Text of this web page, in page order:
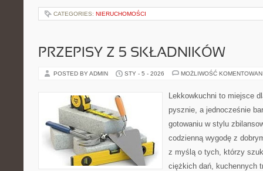
CATEGORIES: NIERUCHOMOŚCI
PRZEPISY Z 5 SKŁADNIKÓW
POSTED BY ADMIN STY - 5 - 2026 MOŻLIWOŚĆ
Lekkowkuchni to miejsce
pysznie, a jednocześnie
gotowaniu w stylu
codzienną wygodę z
z myślą o tych, którzy
ciężkich dań, kuchennych